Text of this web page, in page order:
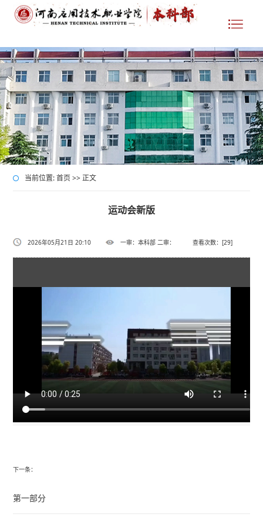
当前位置:首页 >> 正文
运动会新版
2026年05月21日 20:10 一审：本科部 二审： 查看次数：[29]
下一条：
第一部分